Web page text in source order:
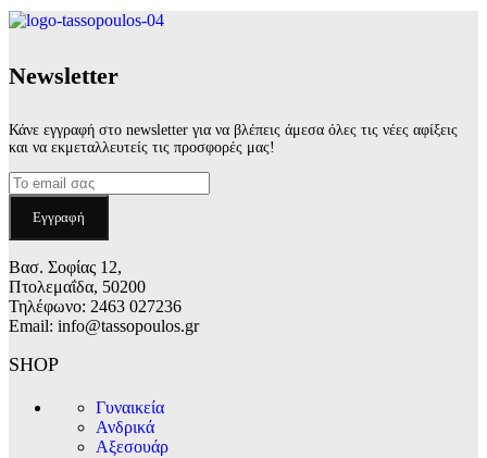
Νewsletter
Κάνε εγγραφή στο newsletter για να βλέπεις άμεσα όλες τις νέες αφίξεις
και να εκμεταλλευτείς τις προσφορές μας!
Βασ. Σοφίας 12,
Πτολεμαΐδα, 50200
Τηλέφωνο: 2463 027236
Email: info@tassopoulos.gr
SHOP
Γυναικεία
Ανδρικά
Αξεσουάρ